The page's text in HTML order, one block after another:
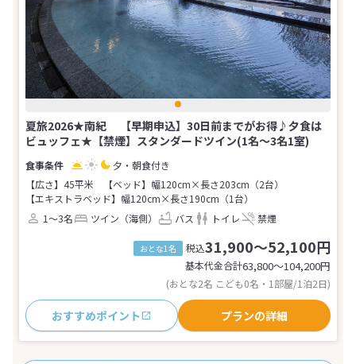
夏旅2026★南紀 【早期申込】30日前までがお得♪夕食は
ビュッフェ★【禁煙】スタンダードツイン(1名～3名1室)
夕・朝食付き
【広さ】45平米
【ベッド】幅120cm×長さ203cm（2台）
【エキストラベッド】幅120cm×長さ190cm（1台）
1～3名
ツイン（海側） バス トイレ 禁煙
おとな1名 税込31,900～52,100円
基本代金合計63,800〜104,200円
(おとな2名 こども0名・1部屋/1泊2日)
おすすめポイント プランの詳細